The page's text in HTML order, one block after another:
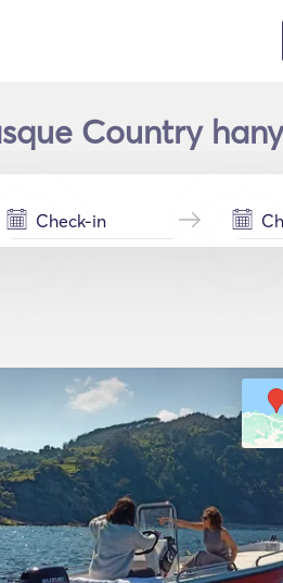
Country